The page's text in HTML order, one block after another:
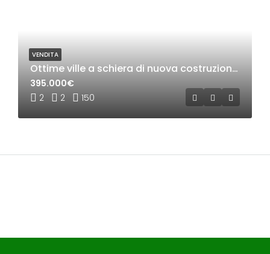
Ottime ville a schiera di nuova costruzione a Castellanza
2 2 150
395.000€
VENDITA